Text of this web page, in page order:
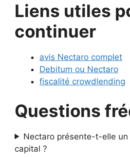
Liens utiles
continuer
avis Nectaro complet
Debitum ou Nectaro
fiscalité crowdlending
Questions
Nectaro présente-t-elle
capital ?